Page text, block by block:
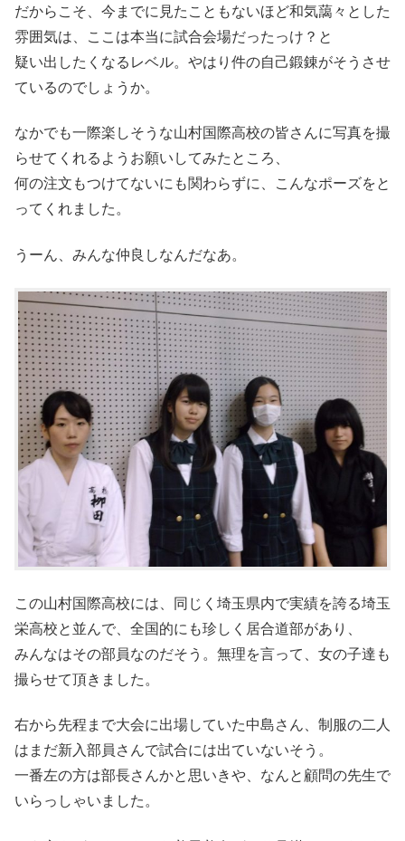
だからこそ、今までに見たこともないほど和気藹々とした
雰囲気は、ここは本当に試合会場だったっけ？と
疑い出したくなるレベル。やはり件の自己鍛錬がそうさせ
ているのでしょうか。
なかでも一際楽しそうな山村国際高校の皆さんに写真を撮
らせてくれるようお願いしてみたところ、
何の注文もつけてないにも関わらずに、こんなポーズをと
ってくれました。
うーん、みんな仲良しなんだなあ。
この山村国際高校には、同じく埼玉県内で実績を誇る埼玉
栄高校と並んで、全国的にも珍しく居合道部があり、
みんなはその部員なのだそう。無理を言って、女の子達も
撮らせて頂きました。
右から先程まで大会に出場していた中島さん、制服の二人
はまだ新入部員さんで試合には出ていないそう。
一番左の方は部長さんかと思いきや、なんと顧問の先生で
いらっしゃいました。